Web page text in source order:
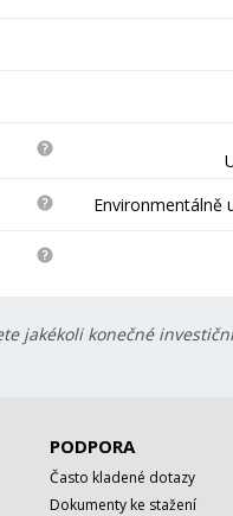
Environmentálně
jakékoli konečné
PODPORA
Často kladené dotazy
Dokumenty ke stažení